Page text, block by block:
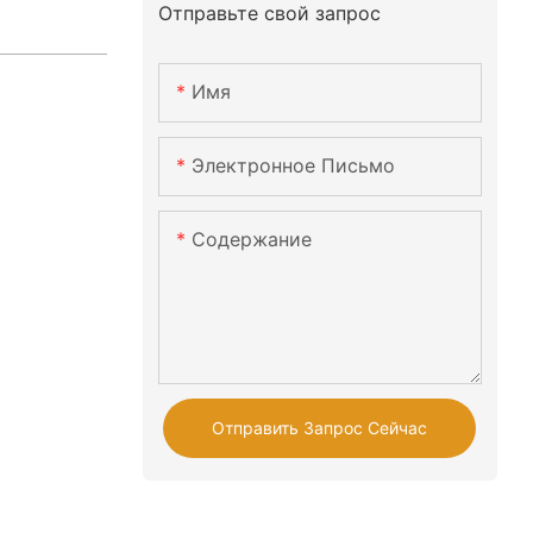
Отправьте свой запрос
Имя
Электронное Письмо
Содержание
Отправить Запрос Сейчас